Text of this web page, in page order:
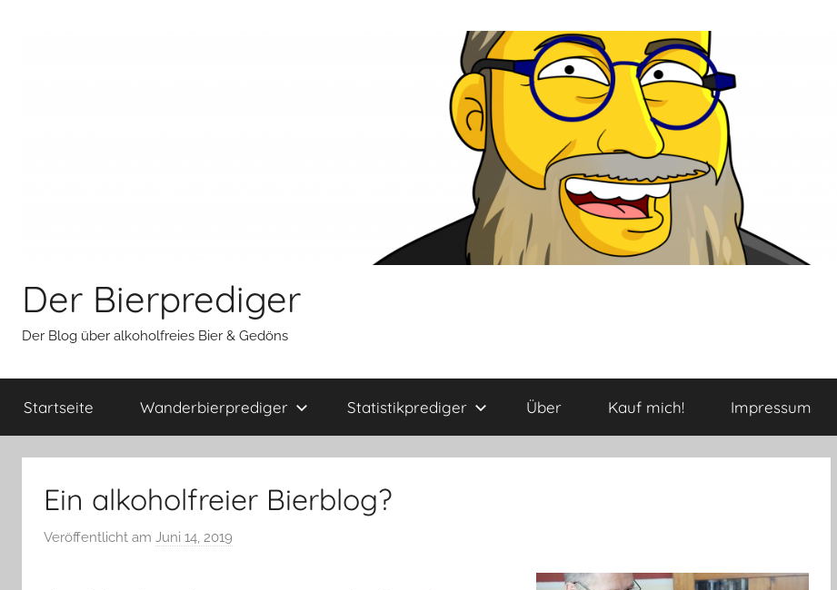
Der Bierprediger
Der Blog über alkoholfreies Bier & Gedöns
Startseite Wanderbierprediger Statistikprediger Über Kauf mich! Impressum
Ein alkoholfreier Bierblog?
Veröffentlicht am Juni 14, 2019